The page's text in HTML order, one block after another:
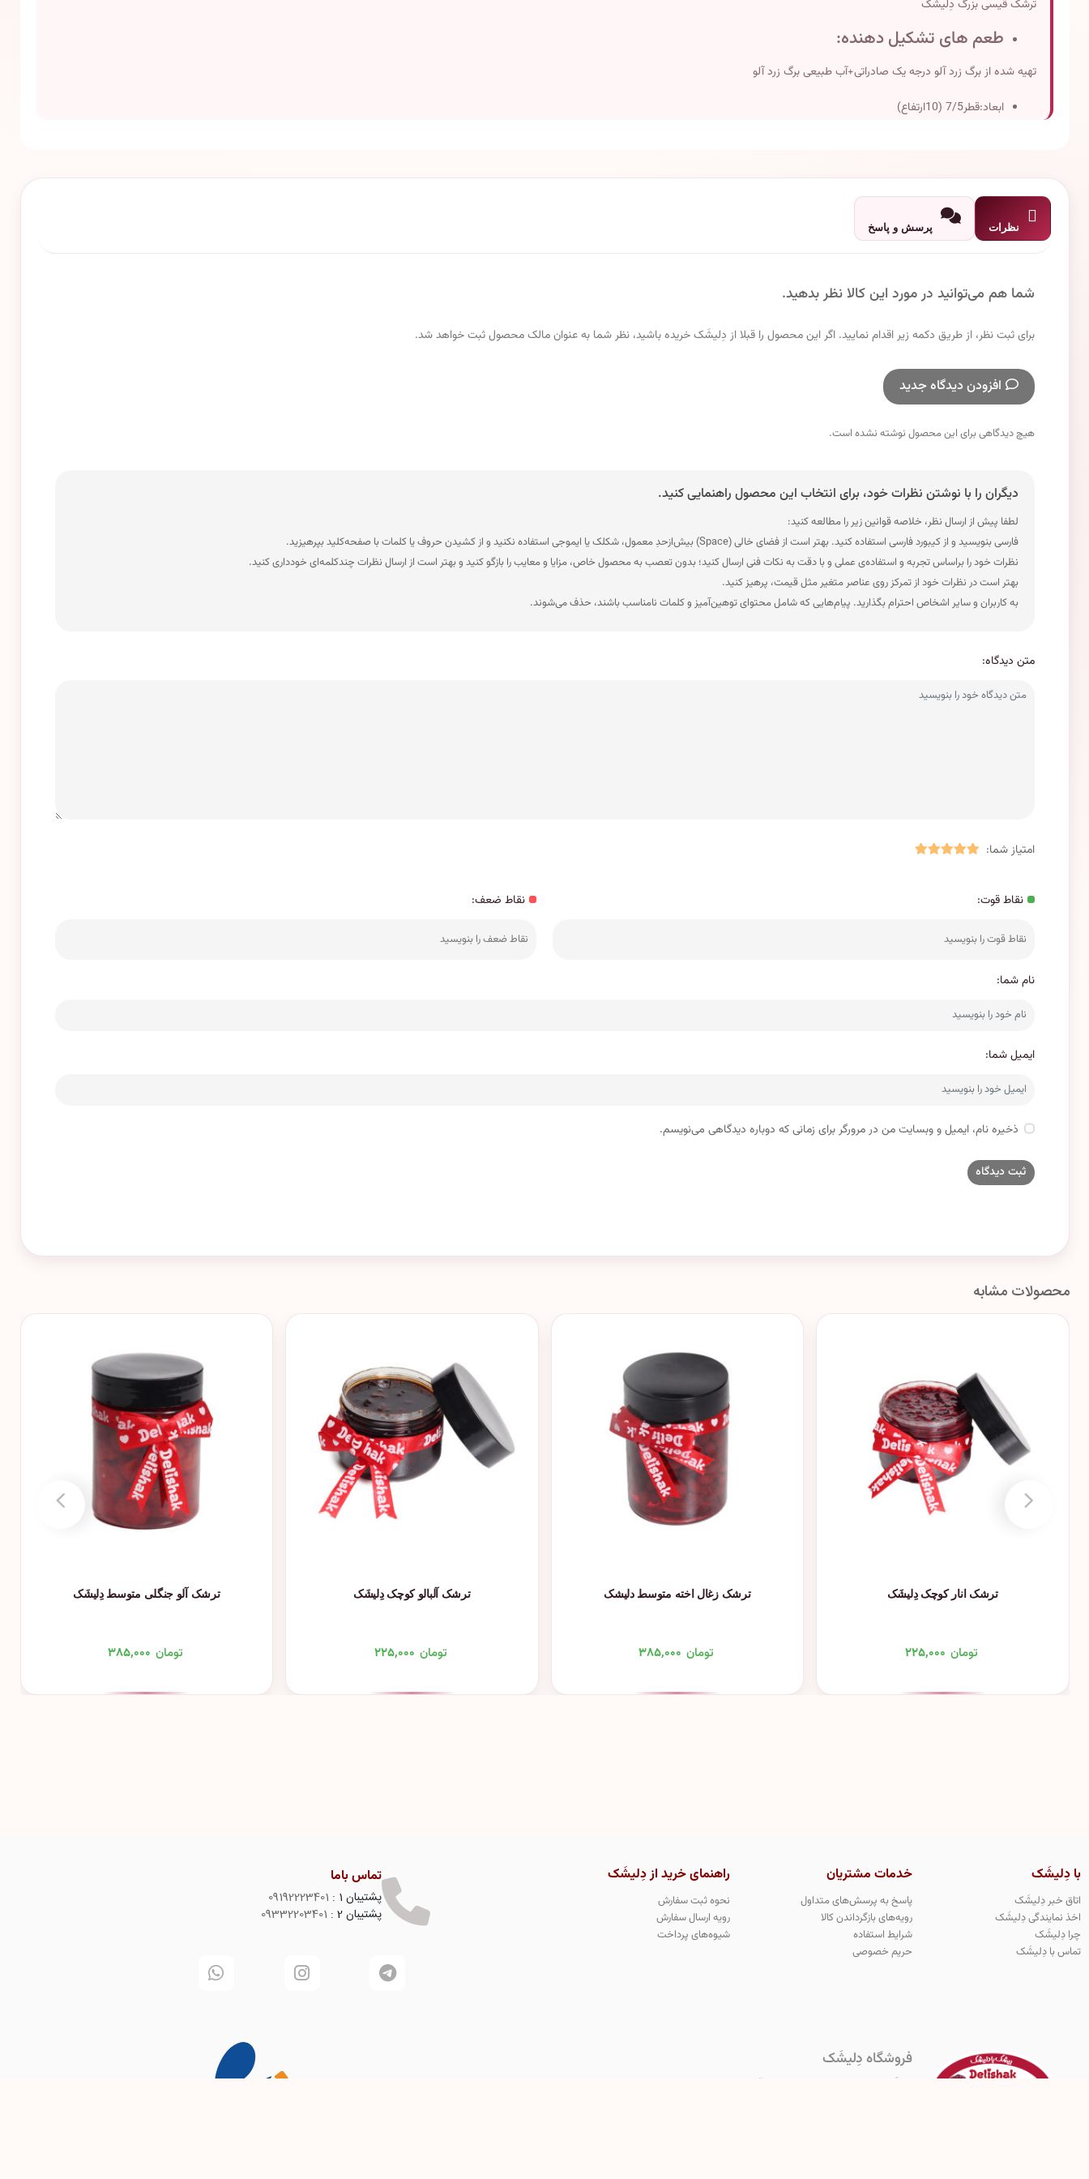
ترشک قیسی بزرگ دِلیشَک
طعم های تشکیل دهنده:
تهیه شده از برگ زرد آلو درجه یک صادراتی+آب طبیعی برگ زرد آلو
ابعاد:قطر7/5 (10ارتفاع)
نظرات پرسش و پاسخ
شما هم می‌توانید در مورد این کالا نظر بدهید.
برای ثبت نظر، از طریق دکمه زیر اقدام نمایید. اگر این محصول را قبلا از دِلیشَک خریده باشید، نظر شما به عنوان مالک محصول ثبت خواهد شد.
افزودن دیدگاه جدید
هیچ دیدگاهی برای این محصول نوشته نشده است.
دیگران را با نوشتن نظرات خود، برای انتخاب این محصول راهنمایی کنید.
لطفا پیش از ارسال نظر، خلاصه قوانین زیر را مطالعه کنید:
فارسی بنویسید و از کیبورد فارسی استفاده کنید. بهتر است از فضای خالی (Space) بیش‌از‌حدِ معمول، شکلک یا ایموجی استفاده نکنید و از کشیدن حروف یا کلمات با صفحه‌کلید بپرهیزید.
نظرات خود را براساس تجربه و استفاده‌ی عملی و با دقت به نکات فنی ارسال کنید؛ بدون تعصب به محصول خاص، مزایا و معایب را بازگو کنید و بهتر است از ارسال نظرات چندکلمه‌‌ای خودداری کنید.
بهتر است در نظرات خود از تمرکز روی عناصر متغیر مثل قیمت، پرهیز کنید.
به کاربران و سایر اشخاص احترام بگذارید. پیام‌هایی که شامل محتوای توهین‌آمیز و کلمات نامناسب باشند، حذف می‌شوند.
متن دیدگاه:
امتیاز شما:
نقاط قوت: نقاط ضعف:
نام شما:
ایمیل شما:
ذخیره نام، ایمیل و وبسایت من در مرورگر برای زمانی که دوباره دیدگاهی می‌نویسم.
محصولات مشابه
ترشک انار کوچک دِلیشَک
۲۲۵,۰۰۰ تومان
ترشک زغال اخته متوسط دلیشک
۳۸۵,۰۰۰ تومان
ترشک آلبالو کوچک دِلیشَک
۲۲۵,۰۰۰ تومان
ترشک آلو جنگلی متوسط دِلیشَک
۳۸۵,۰۰۰ تومان
با دِلیشَک
اتاق خبر دِلیشَک
اخذ نمایندگی دِلیشَک
چرا دِلیشَک
تماس با دِلیشَک
خدمات مشتریان
پاسخ به پرسش‌های متداول
رویه‌های بازگرداندن کالا
شرایط استفاده
حریم خصوصی
راهنمای خرید از دِلیشَک
نحوه ثبت سفارش
رویه ارسال سفارش
شیوه‌های پرداخت
تماس باما
پشتیبان 1 :
09192223401
پشتیبان 2 :
09332203401
فروشگاه دِلیشَک
دِلیشَک اولین و‌ تنها تولید کننده معتبر و قانونی دسرهای کیک لواشکی در جهان میباشد و تمامی طرح های محصولات